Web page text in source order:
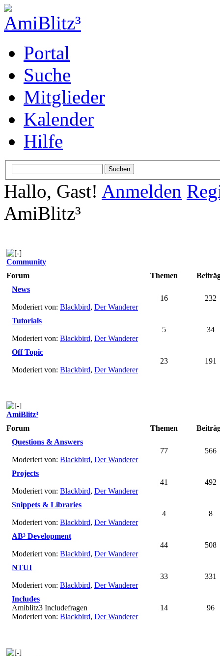
Portal
Suche
Mitglieder
Kalender
Hilfe
Hallo, Gast! Anmelden
AmiBlitz³
Community
Forum
Themen
News
Moderiert von: Blackbird, Der Wanderer
16 232
Tutorials
Moderiert von: Blackbird, Der Wanderer
5 34
Off Topic
Moderiert von: Blackbird, Der Wanderer
23 191
AmiBlitz³
Forum
Themen
Questions & Answers
Moderiert von: Blackbird, Der Wanderer
77 566
Projects
Moderiert von: Blackbird, Der Wanderer
41 492
Snippets & Libraries
Moderiert von: Blackbird, Der Wanderer
4 8
AB³ Development
Moderiert von: Blackbird, Der Wanderer
44 508
NTUI
Moderiert von: Blackbird, Der Wanderer
33 331
Includes
Amiblitz3 Includefragen
Moderiert von: Blackbird, Der Wanderer
14 96